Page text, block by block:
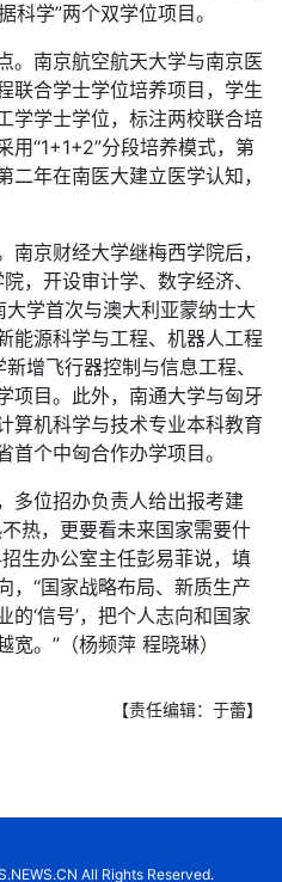
科学”两个双学位项目。
南京航空航天大学与南京医
联合学士学位培养项目，学生
学学士学位，标注两校联合培
用“1+1+2”分段培养模式，第
年在南医大建立医学认知，
京财经大学继梅西学院后，
，开设审计学、数字经济、
学首次与澳大利亚蒙纳士大
能源科学与工程、机器人工程
增飞行器控制与信息工程、
项目。此外，南通大学与匈牙
算机科学与技术专业本科教育
个中匈合作办学项目。
位招办负责人给出报考建
热，更要看未来国家需要什
生办公室主任彭易菲说，填
，“国家战略布局、新质生产
‘信号’，把个人志向和国家
。”（杨频萍 程晓琳）
【责任编辑：于蕾】
All Rights Reserved.